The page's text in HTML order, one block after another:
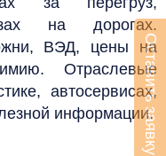
на дорогах.
ВЭД, цены на
Отраслевые
автосервисах,
информации.
Оставить заявку